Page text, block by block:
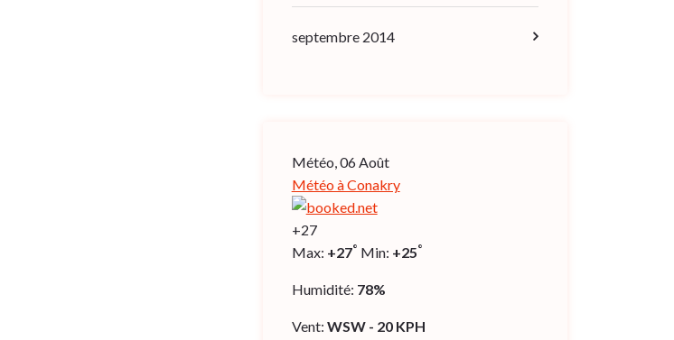
septembre 2014
Météo, 06 Août
Météo à Conakry
+27
Max: +27° Min: +25°
Humidité: 78%
Vent: WSW - 20 KPH